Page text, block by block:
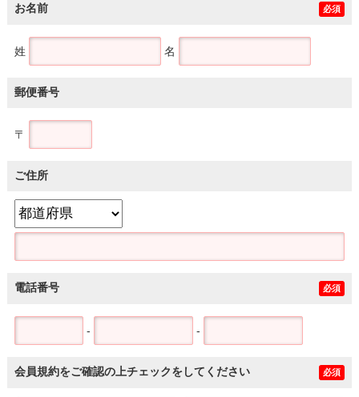
お名前 必須
姓 名
郵便番号
〒
ご住所
電話番号 必須
- -
会員規約をご確認の上チェックをしてください 必須